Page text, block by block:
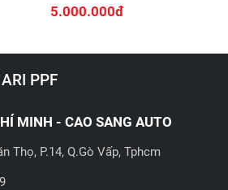
5.000.000đ
PPF
MINH - CAO SANG AUTO
Thọ, P.14, Q.Gò Vấp, Tphcm